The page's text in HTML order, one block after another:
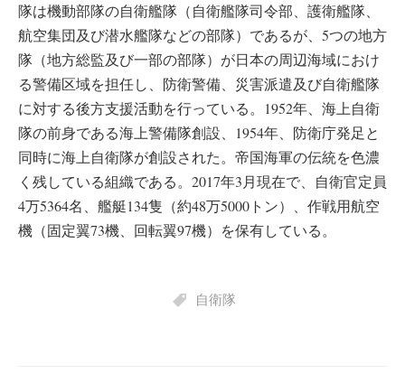
隊は機動部隊の自衛艦隊（自衛艦隊司令部、護衛艦隊、
航空集団及び潜水艦隊などの部隊）であるが、5つの地方
隊（地方総監及び一部の部隊）が日本の周辺海域におけ
る警備区域を担任し、防衛警備、災害派遣及び自衛艦隊
に対する後方支援活動を行っている。1952年、海上自衛
隊の前身である海上警備隊創設、1954年、防衛庁発足と
同時に海上自衛隊が創設された。帝国海軍の伝統を色濃
く残している組織である。2017年3月現在で、自衛官定員
4万5364名、艦艇134隻（約48万5000トン）、作戦用航空
機（固定翼73機、回転翼97機）を保有している。
自衛隊